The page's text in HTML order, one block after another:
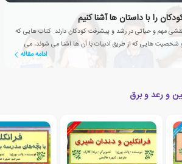
را با داستان ها آشنا کنیم
مهم و حیاتی در رشد و پیشرفت کودکان دارند. کتاب هایی که
شخصیت هایی که از طریق ادبیات با آن ها آشنا می شوند، می
ادامه مقاله
و رعد و برق